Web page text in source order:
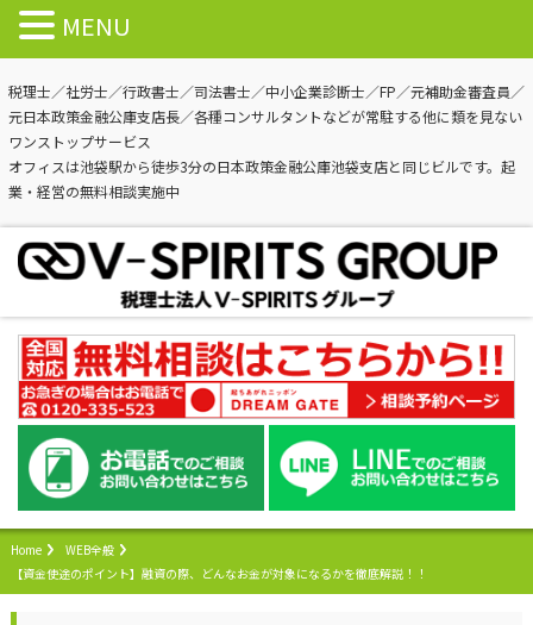
税理士／社労士／行政書士／司法書士／中小企業診断士／FP／元補助金審査員／
元日本政策金融公庫支店長／各種コンサルタントなどが常駐する他に類を見ない
ワンストップサービス
オフィスは池袋駅から徒歩3分の日本政策金融公庫池袋支店と同じビルです。起
業・経営の無料相談実施中
Home
WEB全般
【資金使途のポイント】融資の際、どんなお金が対象になるかを徹底解説！！
MENU